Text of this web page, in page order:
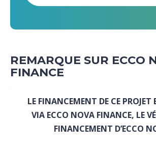
REMARQUE SUR ECCO
FINANCE
LE FINANCEMENT DE CE PROJET
VIA ECCO NOVA FINANCE, LE
FINANCEMENT D’ECCO